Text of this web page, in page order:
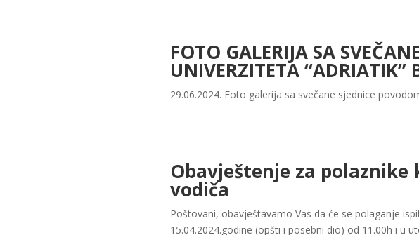
FOTO GALERIJA SA
UNIVERZITETA “ADRIATIK”
29.06.2024. Foto galerija sa svečane sjednice
Obavještenje za
vodiča
Poštovani, obavještavamo Vas da će se polaganje
15.04.2024.godine (opšti i posebni dio) od 11.00h i u